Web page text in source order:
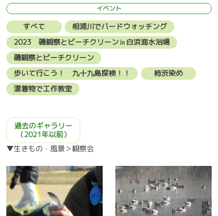
イベント
すべて
相浦川でバードウォッチング
2023 磯観察とビーチクリーン㏌白浜海水浴場
磯観察とビーチクリーン
歩いて行こう！ 九十九島探検！！
柿渋染め
漂着物で工作教室
過去のギャラリー
（2021年以前）
▼生きもの・風景＞観察会